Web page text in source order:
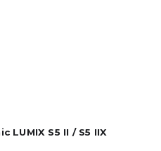
LUMIX S5 II / S5 IIX